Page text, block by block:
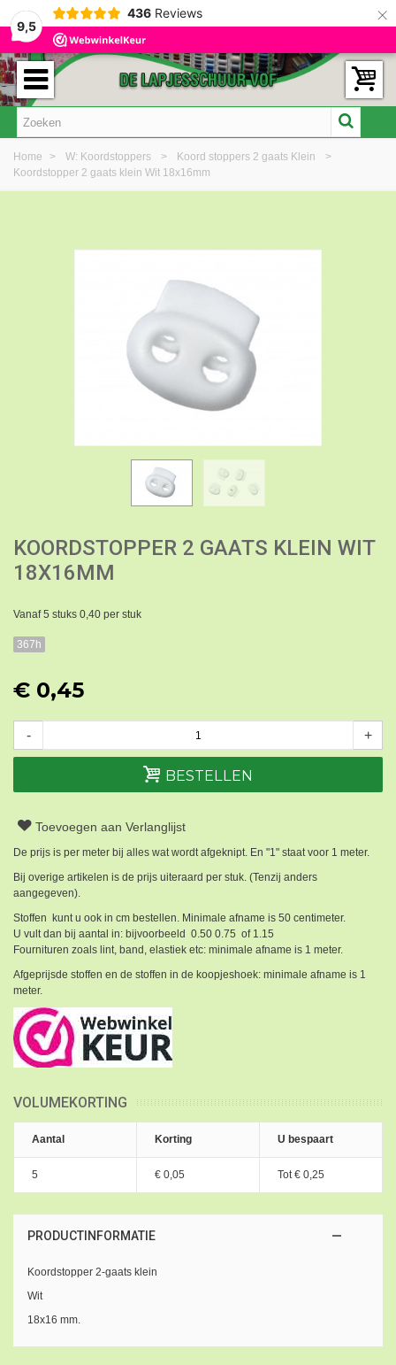
9,5
436 Reviews ×
Home > W: Koordstoppers > Koord stoppers 2 gaats Klein
>
Koordstopper 2 gaats klein Wit 18x16mm
KOORDSTOPPER 2 GAATS KLEIN WIT
18X16MM
Vanaf 5 stuks 0,40 per stuk
367h
€ 0,45
- +
BESTELLEN
Toevoegen aan Verlanglijst
De prijs is per meter bij alles wat wordt afgeknipt. En "1" staat voor 1 meter.
Bij overige artikelen is de prijs uiteraard per stuk. (Tenzij anders
aangegeven).
Stoffen kunt u ook in cm bestellen. Minimale afname is 50 centimeter.
U vult dan bij aantal in: bijvoorbeeld 0.50 0.75 of 1.15
Fournituren zoals lint, band, elastiek etc: minimale afname is 1 meter.
Afgeprijsde stoffen en de stoffen in de koopjeshoek: minimale afname is 1
meter.
VOLUMEKORTING
Aantal Korting U bespaart
5 € 0,05 Tot€ 0,25
PRODUCTINFORMATIE
Koordstopper 2-gaats klein
Wit
18x16 mm.